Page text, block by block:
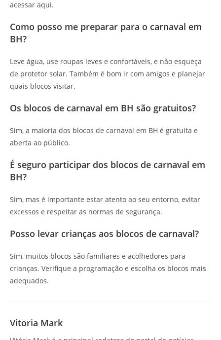
acessar aqui.
Como posso me preparar para o carnaval em
BH?
Leve água, use roupas leves e confortáveis, e não esqueça
de protetor solar. Também é bom ir com amigos e planejar
quais blocos visitar.
Os blocos de carnaval em BH são gratuitos?
Sim, a maioria dos blocos de carnaval em BH é gratuita e
aberta ao público.
É seguro participar dos blocos de carnaval em
BH?
Sim, mas é importante estar atento ao seu entorno, evitar
excessos e respeitar as normas de segurança.
Posso levar crianças aos blocos de carnaval?
Sim, muitos blocos são familiares e acolhedores para
crianças. Verifique a programação e escolha os blocos mais
adequados.
Vitoria Mark